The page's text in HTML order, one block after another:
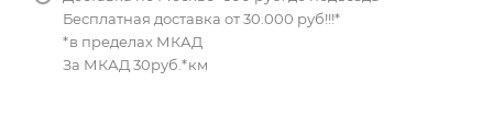
Бесплатная доставка от 30.000 руб!!!*
*в пределах МКАД
За МКАД 30руб.*км